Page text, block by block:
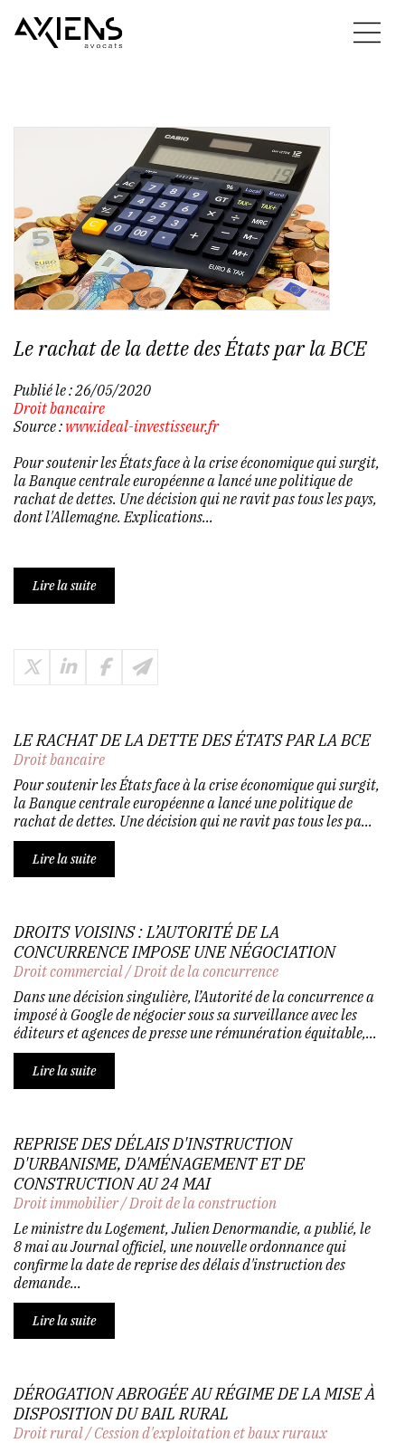
Le rachat de la dette des États par la BCE
Publié le :26/05/2020
Droit bancaire
Source : www.ideal-investisseur.fr
Pour soutenir les États face à la crise économique qui surgit,
la Banque centrale européenne a lancé une politique de
rachat de dettes. Une décision qui ne ravit pas tous les pays,
dont l'Allemagne. Explications...
Lire la suite
LE RACHAT DE LA DETTE DES ÉTATS PAR LA BCE
Droit bancaire
Pour soutenir les États face à la crise économique qui surgit,
la Banque centrale européenne a lancé une politique de
rachat de dettes. Une décision qui ne ravit pas tous les pa...
Lire la suite
DROITS VOISINS : L’AUTORITÉ DE LA
CONCURRENCE IMPOSE UNE NÉGOCIATION
Droit commercial/Droit de la concurrence
Dans une décision singulière, l’Autorité de la concurrence a
imposé à Google de négocier sous sa surveillance avec les
éditeurs et agences de presse une rémunération équitable,...
Lire la suite
REPRISE DES DÉLAIS D'INSTRUCTION
D'URBANISME, D'AMÉNAGEMENT ET DE
CONSTRUCTION AU 24 MAI
Droit immobilier/Droit de la construction
Le ministre du Logement, Julien Denormandie, a publié, le
8 mai au Journal officiel, une nouvelle ordonnance qui
confirme la date de reprise des délais d'instruction des
demande...
Lire la suite
DÉROGATION ABROGÉE AU RÉGIME DE LA MISE À
DISPOSITION DU BAIL RURAL
Droit rural/Cession d'exploitation et baux ruraux